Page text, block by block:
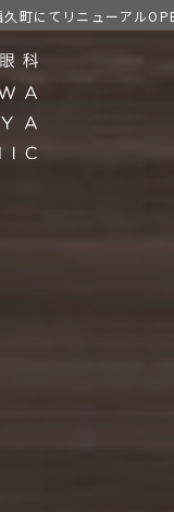
町にてリニューアル